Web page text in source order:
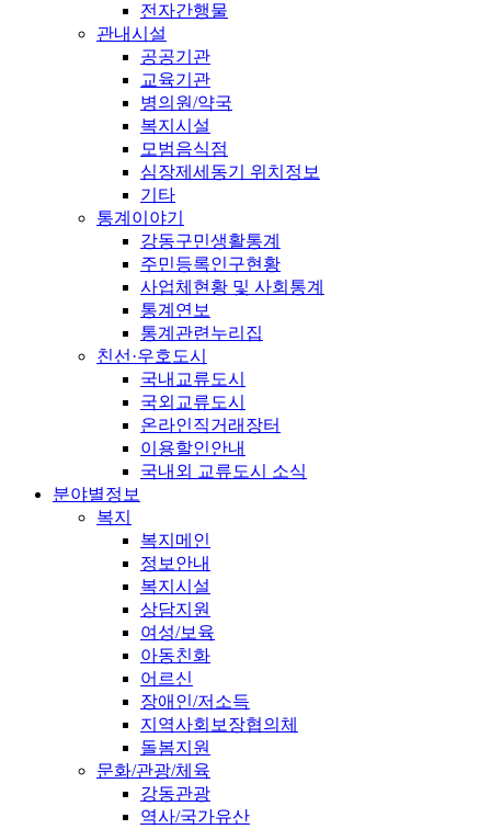
전자간행물
관내시설
공공기관
교육기관
병의원/약국
복지시설
모범음식점
심장제세동기 위치정보
기타
통계이야기
강동구민생활통계
주민등록인구현황
사업체현황 및 사회통계
통계연보
통계관련누리집
친선·우호도시
국내교류도시
국외교류도시
온라인직거래장터
이용할인안내
국내외 교류도시 소식
분야별정보
복지
복지메인
정보안내
복지시설
상담지원
여성/보육
아동친화
어르신
장애인/저소득
지역사회보장협의체
돌봄지원
문화/관광/체육
강동관광
역사/국가유산